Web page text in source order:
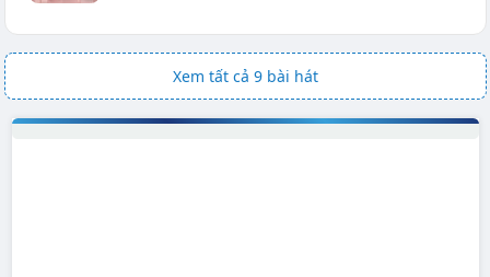
Xem tất cả 9 bài hát